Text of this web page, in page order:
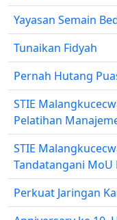
Yayasan Semain
Tunaikan Fidyah
Pernah Hutang
STIE
Pelatihan
STIE
Tandatangani MoU
Perkuat Jaringan